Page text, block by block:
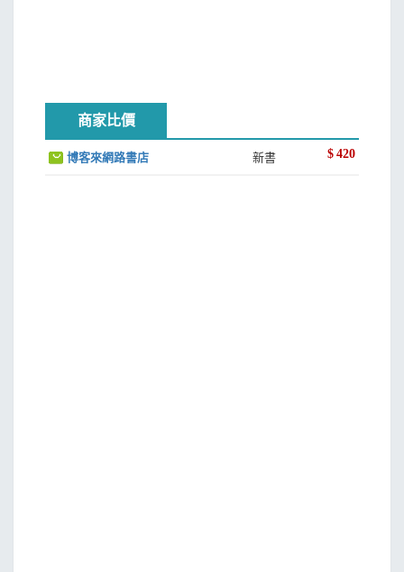
商家比價
博客來網路書店 新書 $ 420